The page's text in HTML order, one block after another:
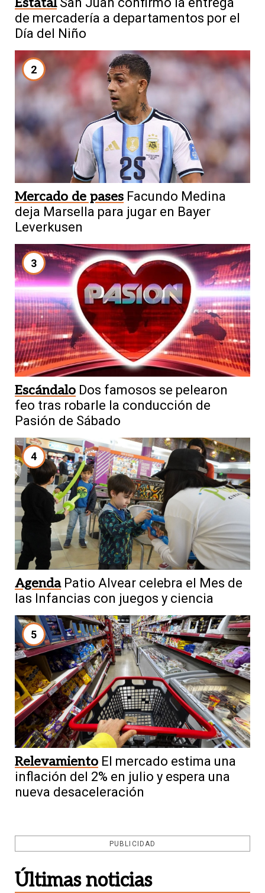
Estatal
de mercadería a departamentos por el
Día del Niño
2
Mercado de pases Facundo Medina
deja Marsella para jugar en Bayer
Leverkusen
3
Escándalo Dos famosos se pelearon
feo tras robarle la conducción de
Pasión de Sábado
4
Agenda Patio Alvear celebra el Mes de
las Infancias con juegos y ciencia
5
Relevamiento El mercado estima una
inflación del 2% en julio y espera una
nueva desaceleración
PUBLICIDAD
Últimas noticias